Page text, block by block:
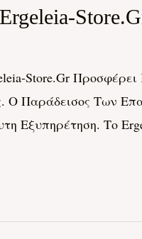
Store.gr
Ο Παράδεισος Των
Εξυπηρέτηση. Το